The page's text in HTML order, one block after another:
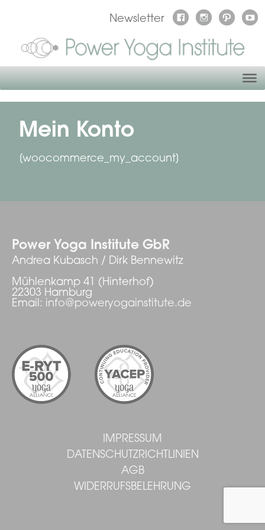
Newsletter
Mein Konto
[woocommerce_my_account]
Power Yoga Institute GbR
Andrea Kubasch / Dirk Bennewitz
Mühlenkamp 41 (Hinterhof)
22303 Hamburg
Email: info@poweryogainstitute.de
IMPRESSUM
DATENSCHUTZRICHTLINIEN
AGB
WIDERRUFSBELEHRUNG